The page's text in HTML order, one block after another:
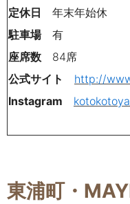
定休日 年末年始休
駐車場有
座席数 84席
公式サイト http://
Instagram
東浦町・